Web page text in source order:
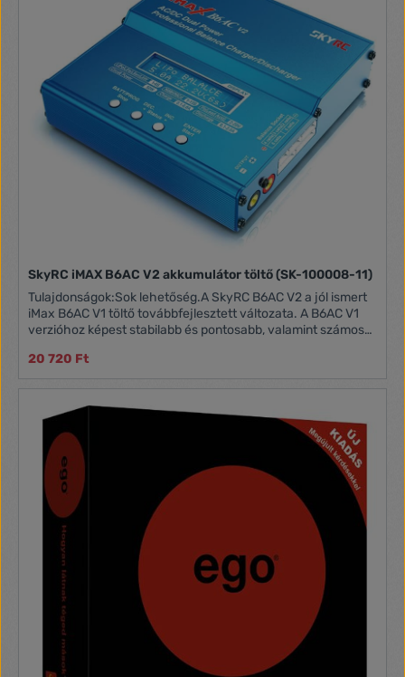
power supply 11W ± 10% Dimensions 88 x 57 x 35 mm Weight
SkyRC iMAX B6AC V2 akkumulátor töltő (SK-100008-11)
Tulajdonságok:Sok lehetőség.A SkyRC B6AC V2 a jól ismert
iMax B6AC V1 töltő továbbfejlesztett változata. A B6AC V1
verzióhoz képest stabilabb és pontosabb, valamint számos
be a töltő feszültségét, és PC-vel vezérelhetik azt. A töltő
rendelkezik áramkorlátozó érzékelővel, beépített
hőmérséklet- és töltési időkorlátozással, ami sokkal
biztonságosabbá teszi a töltőt, mint a V1. A SkyRC B6AC + V2
egy magas színvonalú mikroprocesszoros töltő/töltő, amely
minden típusú akkumulátorhoz (LiPo, LiFE, Lilon) alkalmas. A
maximális töltőáram 6A és a maximális teljesítmény 50A.
Tömeg: 632 g Bemeneti feszültség: AC100-240 V /DC 11-18
V Max. Töltés 50 W MAxx. Kisütés 5 W Töltési
áramtartomány: 0,1-6 A Kisütési áramtartomány: 0,1-2 A
Akkumulátor feszültség: PB 2-20 V LiPo/LiFe/Lilon/LiHV A
töltött cellák száma: 1-6 S NiMH/NiCd töltött cellák száma: 1-
20 720 Ft